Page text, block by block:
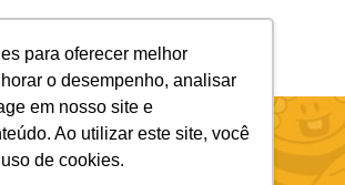
para oferecer melhor
o desempenho, analisar
em nosso site e
Ao utilizar este site, você
de cookies.
notebook em Poliéster